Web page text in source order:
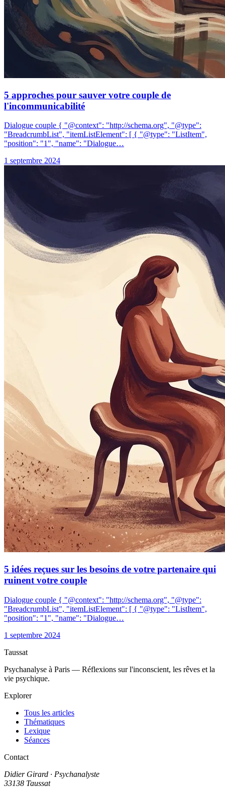
5 approches pour sauver votre couple de
l'incommunicabilité
Dialogue couple { "@context": "http://schema.org", "@type":
"BreadcrumbList", "itemListElement": [ { "@type": "ListItem",
"position": "1", "name": "Dialogue…
1 septembre 2024
5 idées reçues sur les besoins de votre partenaire qui
ruinent votre couple
Dialogue couple { "@context": "http://schema.org", "@type":
"BreadcrumbList", "itemListElement": [ { "@type": "ListItem",
"position": "1", "name": "Dialogue…
1 septembre 2024
Taussat
Psychanalyse à Paris — Réflexions sur l'inconscient, les rêves et la
vie psychique.
Explorer
Tous les articles
Thématiques
Lexique
Séances
Contact
Didier Girard · Psychanalyste
33138 Taussat